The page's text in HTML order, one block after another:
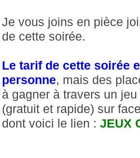
Je vous joins en pièce
de cette soirée.
Le tarif de cette soirée
personne, mais des
à gagner à travers un
(gratuit et rapide) sur
dont voici le lien : JEUX